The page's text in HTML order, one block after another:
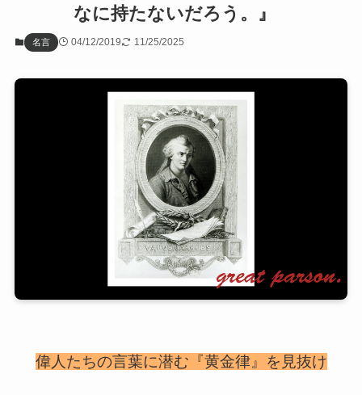
なに持たないだろう。』
名言 04/12/2019 11/25/2025
偉人たちの言葉に潜む『黄金律』を見抜け